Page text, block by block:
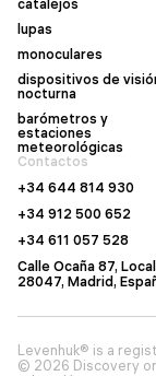
catalejos
lupas
monoculares
dispositivos de
nocturna
barómetros y
estaciones
meteorológicas
Contactos
+34 644 814 930
+34 912 500 652
+34 611 057 528
Calle Ocaña 87, Local
28047, Madrid,
Levenhuk® is a
© 2026 Discovery